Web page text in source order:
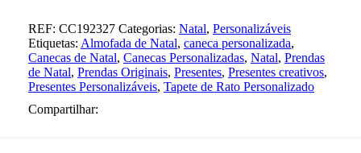
REF: CC192327 Categorias: Natal, Personalizáveis
Etiquetas: Almofada de Natal, caneca personalizada,
Canecas de Natal, Canecas Personalizadas, Natal, Prendas
de Natal, Prendas Originais, Presentes, Presentes creativos,
Presentes Personalizáveis, Tapete de Rato Personalizado
Compartilhar: